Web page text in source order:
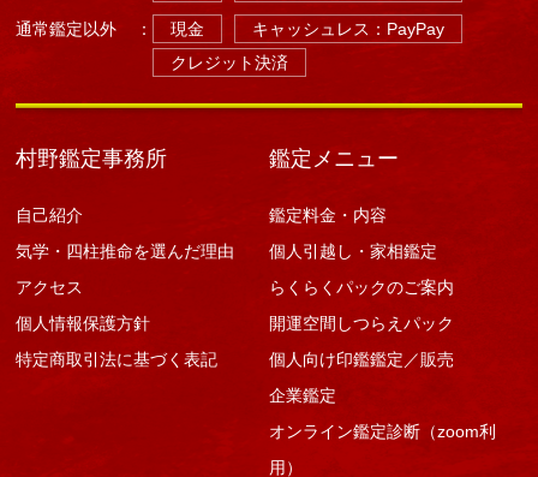
通常鑑定以外 ： 現金
キャッシュレス：PayPay
クレジット決済
村野鑑定事務所
自己紹介
気学・四柱推命を選んだ理由
アクセス
個人情報保護方針
特定商取引法に基づく表記
鑑定メニュー
鑑定料金・内容
個人引越し・家相鑑定
らくらくパックのご案内
開運空間しつらえパック
個人向け印鑑鑑定／販売
企業鑑定
オンライン鑑定診断（zoom利
用）